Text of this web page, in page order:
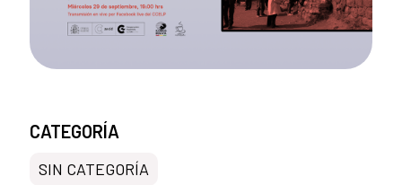
CATEGORÍA
SIN CATEGORÍA